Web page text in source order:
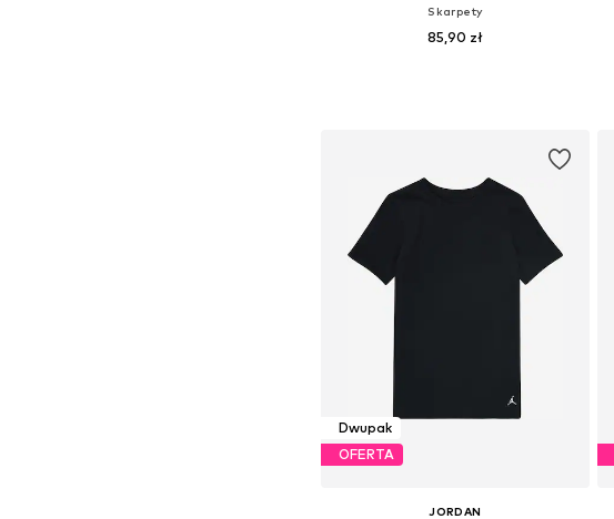
Skarpety
85,90 zł
Dwupak
OFERTA
JORDAN